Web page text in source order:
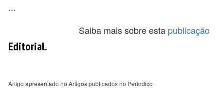
...
Saiba mais sobre esta publicação
Editorial.
Artigo apresentado no Artigos publicados no Periodico